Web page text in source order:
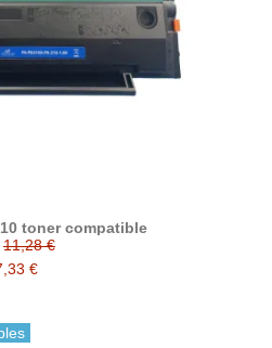
toner compatible
11,28 €
€